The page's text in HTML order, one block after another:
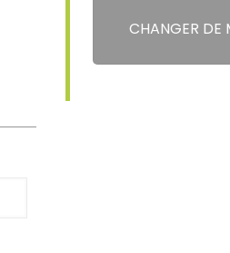
CHANGER DE